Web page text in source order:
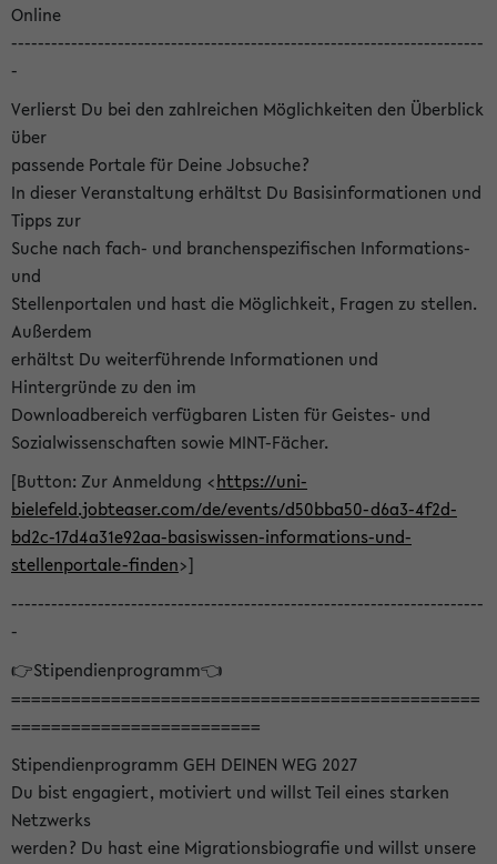
Online
-----------------------------------------------------------------------
-
Verlierst Du bei den zahlreichen Möglichkeiten den Überblick
über
passende Portale für Deine Jobsuche?
In dieser Veranstaltung erhältst Du Basisinformationen und
Tipps zur
Suche nach fach- und branchenspezifischen Informations-
und
Stellenportalen und hast die Möglichkeit, Fragen zu stellen.
Außerdem
erhältst Du weiterführende Informationen und
Hintergründe zu den im
Downloadbereich verfügbaren Listen für Geistes- und
Sozialwissenschaften sowie MINT-Fächer.
[Button: Zur Anmeldung <https://uni-
bielefeld.jobteaser.com/de/events/d50bba50-d6a3-4f2d-
bd2c-17d4a31e92aa-basiswissen-informations-und-
stellenportale-finden>]
-----------------------------------------------------------------------
-
👉Stipendienprogramm👈
===============================================
=========================
Stipendienprogramm GEH DEINEN WEG 2027
Du bist engagiert, motiviert und willst Teil eines starken
Netzwerks
werden? Du hast eine Migrationsbiografie und willst unsere